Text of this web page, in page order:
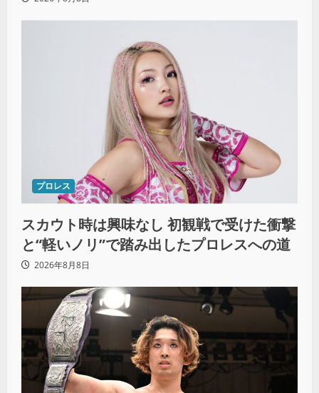
プロレス
スカウト時は興味なし 初観戦で受けた衝撃
と“軽いノリ”で踏み出したプロレスへの道
2026年8月8日